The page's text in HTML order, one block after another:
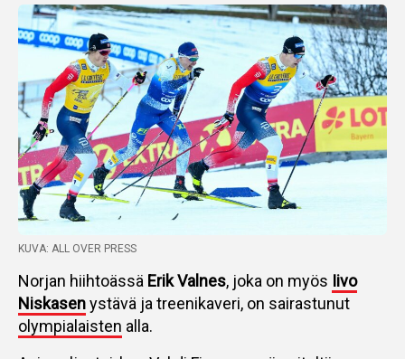
KUVA: ALL OVER PRESS
Norjan hiihtoässä Erik Valnes, joka on myös Iivo
Niskasenystävä ja treenikaveri, on sairastunut
olympialaisten alla.